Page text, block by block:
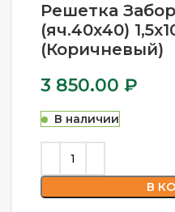
Решетка
(яч.40х40)
(Коричневый)
3 850.00 ₽
В наличии
В